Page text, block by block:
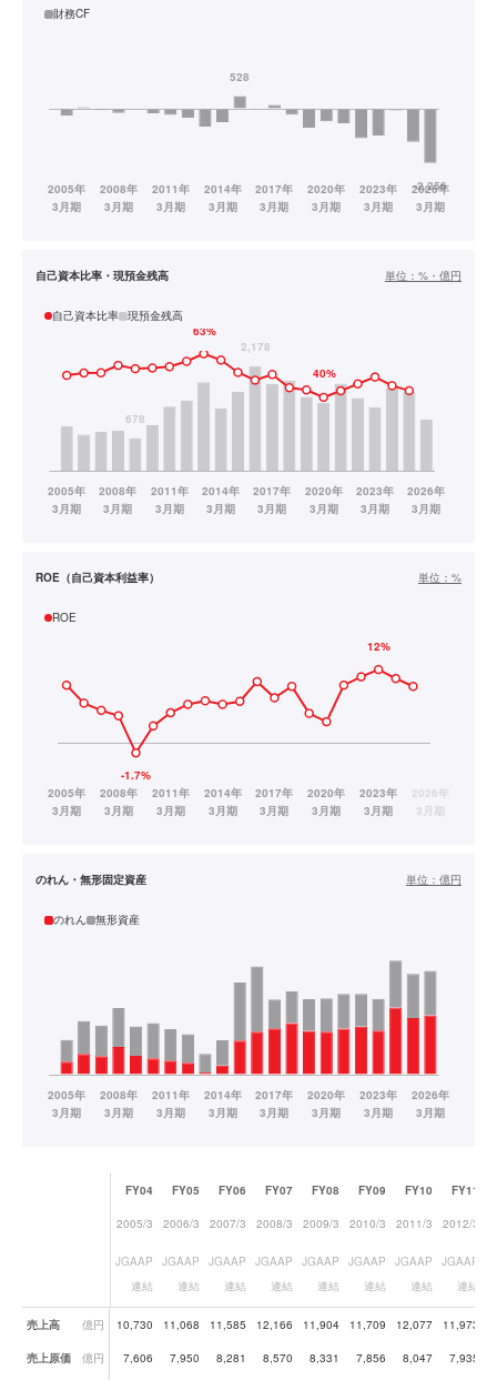
財務CF
自己資本比率・現預金残高 単位： %・億円
自己資本比率 現預金残高
ROE（自己資本利益率） 単位： %
ROE
のれん・無形固定資産 単位： 億円
のれん 無形資産
業績データ一覧
FY04 FY05 FY06 FY07 FY08 FY09 FY10 FY11
2005/3 2006/3 2007/3 2008/3 2009/3 2010/3 2011/3 2012/3
JGAAP
連結
JGAAP
連結
JGAAP
連結
JGAAP
連結
JGAAP
連結
JGAAP
連結
JGAAP
連結
JGAAP
連結
売上高 億円 10,730 11,068 11,585 12,166 11,904 11,709 12,077 11,973
売上原価 億円 7,606 7,950 8,281 8,570 8,331 7,856 8,047 7,935